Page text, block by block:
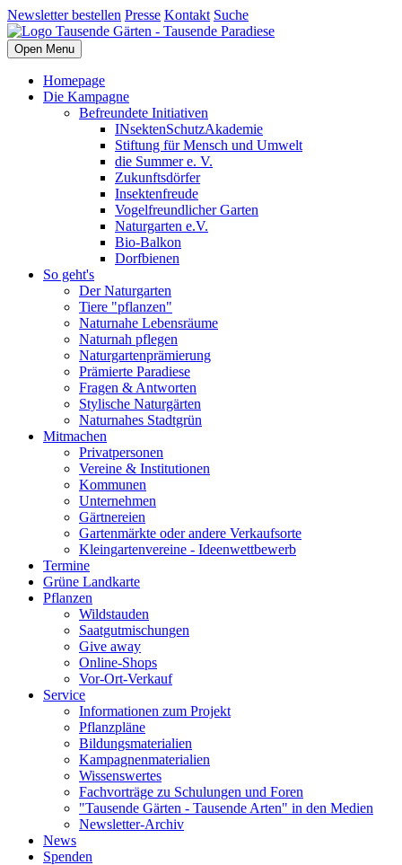
Newsletter bestellen Presse Kontakt Suche
Open Menu
Homepage
Die Kampagne
Befreundete Initiativen
INsektenSchutzAkademie
Stiftung für Mensch und Umwelt
die Summer e. V.
Zukunftsdörfer
Insektenfreude
Vogelfreundlicher Garten
Naturgarten e.V.
Bio-Balkon
Dorfbienen
So geht's
Der Naturgarten
Tiere "pflanzen"
Naturnahe Lebensräume
Naturnah pflegen
Naturgartenprämierung
Prämierte Paradiese
Fragen & Antworten
Stylische Naturgärten
Naturnahes Stadtgrün
Mitmachen
Privatpersonen
Vereine & Institutionen
Kommunen
Unternehmen
Gärtnereien
Gartenmärkte oder andere Verkaufsorte
Kleingartenvereine - Ideenwettbewerb
Termine
Grüne Landkarte
Pflanzen
Wildstauden
Saatgutmischungen
Give away
Online-Shops
Vor-Ort-Verkauf
Service
Informationen zum Projekt
Pflanzpläne
Bildungsmaterialien
Kampagnenmaterialien
Wissenswertes
Fachvorträge zu Schulungen und Foren
"Tausende Gärten - Tausende Arten" in den Medien
Newsletter-Archiv
News
Spenden